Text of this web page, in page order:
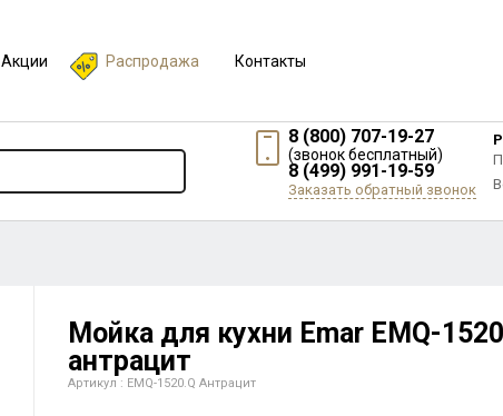
Акции Распродажа Контакты
8 (800) 707-19-27
(звонок бесплатный)
8 (499) 991-19-59
Заказать обратный звонок
Мойка для кухни Emar EMQ-
антрацит
Артикул : EMQ-1520.Q Антрацит